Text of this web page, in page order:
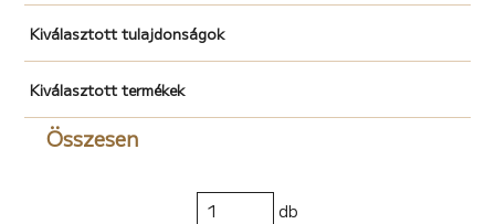
Kiválasztott tulajdonságok
Kiválasztott termékek
Összesen
db